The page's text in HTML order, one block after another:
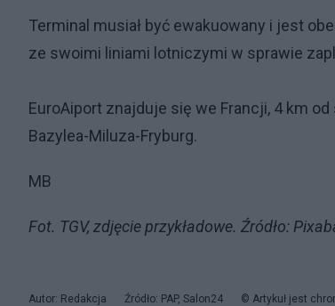
Terminal musiał być ewakuowany i jest
ze swoimi liniami lotniczymi w sprawie
EuroAiport znajduje się we Francji, 4 km
Bazylea-Miluza-Fryburg.
MB
Fot. TGV, zdjęcie przykładowe. Źródło:
Autor: Redakcja Źródło: PAP, Salon24 © Artykuł jest